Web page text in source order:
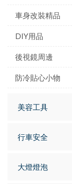
車身改裝精品
DIY用品
後視鏡周邊
防冷貼心小物
美容工具
行車安全
大燈燈泡